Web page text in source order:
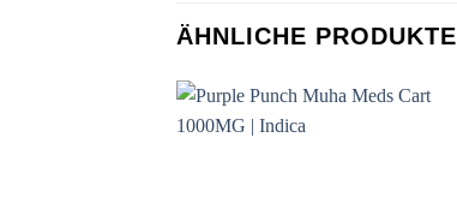
ÄHNLICHE PRODUKTE